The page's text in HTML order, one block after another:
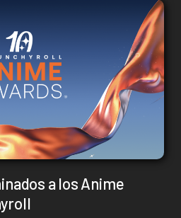
a los Anime